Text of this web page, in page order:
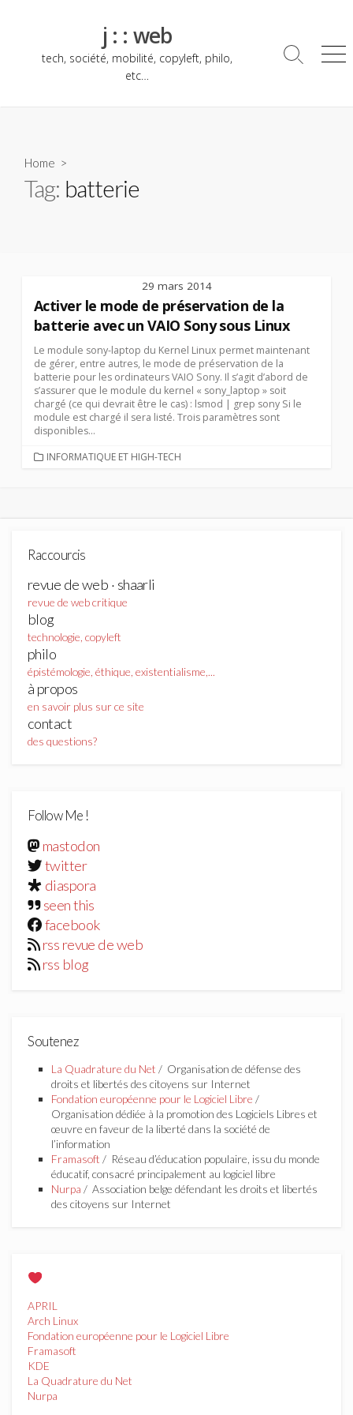
j : : web
tech, société, mobilité, copyleft, philo,
etc…
Search
Home >
Tag: batterie
29 mars 2014
Activer le mode de préservation de la
batterie avec un VAIO Sony sous Linux
Le module sony-laptop du Kernel Linux permet maintenant
de gérer, entre autres, le mode de préservation de la
batterie pour les ordinateurs VAIO Sony. Il s’agit d’abord de
s’assurer que le module du kernel « sony_laptop » soit
chargé (ce qui devrait être le cas) : lsmod | grep sony Si le
module est chargé il sera listé. Trois paramètres sont
disponibles...
CATEGORIES
INFORMATIQUE ET HIGH-TECH
Raccourcis
revue de web · shaarli
revue de web critique
blog
technologie, copyleft
philo
épistémologie, éthique, existentialisme,...
à propos
en savoir plus sur ce site
contact
des questions?
Follow Me !
mastodon
twitter
diaspora
seen this
facebook
rss revue de web
rss blog
Soutenez
La Quadrature du Net / Organisation de défense des
droits et libertés des citoyens sur Internet
Fondation européenne pour le Logiciel Libre /
Organisation dédiée à la promotion des Logiciels Libres et
œuvre en faveur de la liberté dans la société de
l’information
Framasoft / Réseau d’éducation populaire, issu du monde
éducatif, consacré principalement au logiciel libre
Nurpa / Association belge défendant les droits et libertés
des citoyens sur Internet
APRIL
Arch Linux
Fondation européenne pour le Logiciel Libre
Framasoft
KDE
La Quadrature du Net
Nurpa